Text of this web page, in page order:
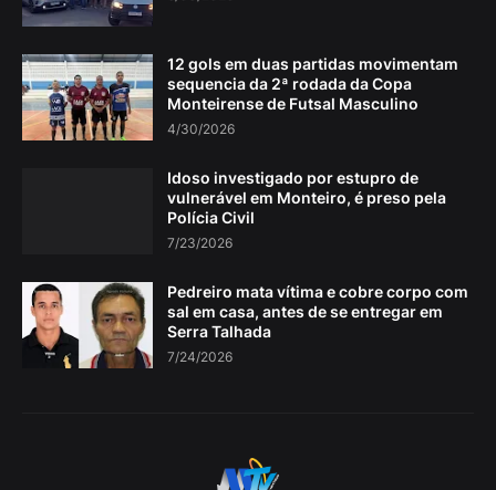
12 gols em duas partidas movimentam
sequencia da 2ª rodada da Copa
Monteirense de Futsal Masculino
4/30/2026
Idoso investigado por estupro de
vulnerável em Monteiro, é preso pela
Polícia Civil
7/23/2026
Pedreiro mata vítima e cobre corpo com
sal em casa, antes de se entregar em
Serra Talhada
7/24/2026